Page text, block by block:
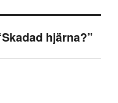
hjärna?”